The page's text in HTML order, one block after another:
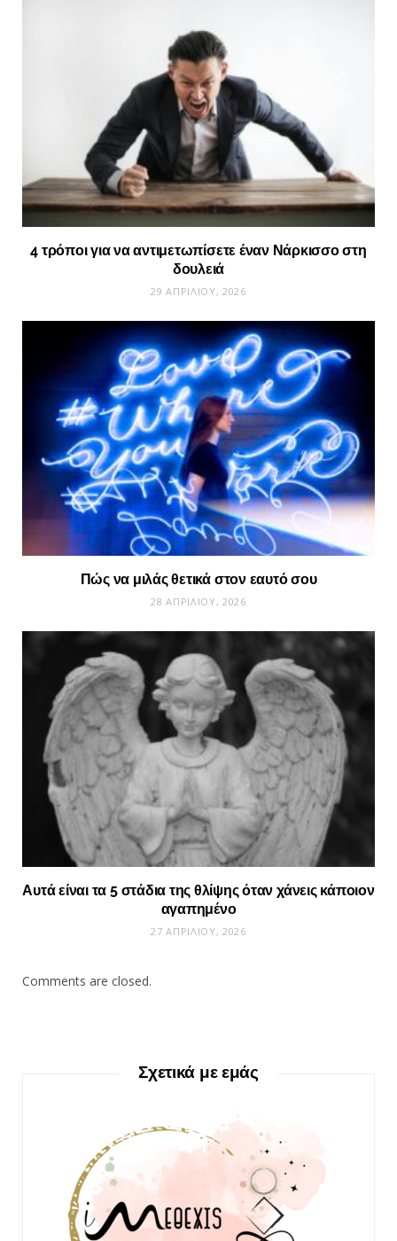
4 τρόποι για να αντιμετωπίσετε έναν Νάρκισσο στη
δουλειά
29 ΑΠΡΙΛΊΟΥ, 2026
Πώς να μιλάς θετικά στον εαυτό σου
28 ΑΠΡΙΛΊΟΥ, 2026
Αυτά είναι τα 5 στάδια της θλίψης όταν χάνεις κάποιον
αγαπημένο
27 ΑΠΡΙΛΊΟΥ, 2026
Comments are closed.
Σχετικά με εμάς